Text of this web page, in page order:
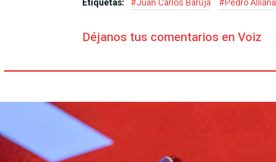
Etiquetas: #Juan Carlos Baruja #Pedro Alliana
Déjanos tus comentarios en Voiz